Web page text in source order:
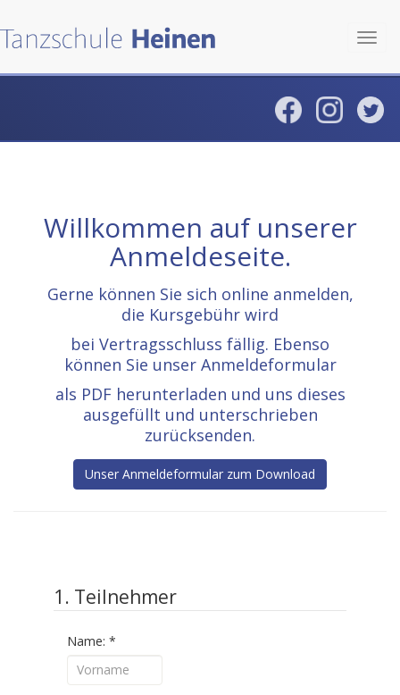
Willkommen auf unserer
Anmeldeseite.
Gerne können Sie sich online anmelden,
die Kursgebühr wird
bei Vertragsschluss fällig. Ebenso
können Sie unser Anmeldeformular
als PDF herunterladen und uns dieses
ausgefüllt und unterschrieben
zurücksenden.
Unser Anmeldeformular zum Download
1. Teilnehmer
Name: *